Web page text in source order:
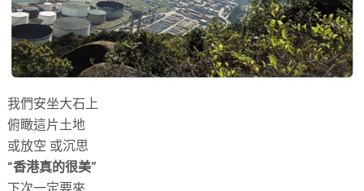
我們安坐大石上
俯瞰這片土地
或放空 或沉思
“香港真的很美”
下次一定要來